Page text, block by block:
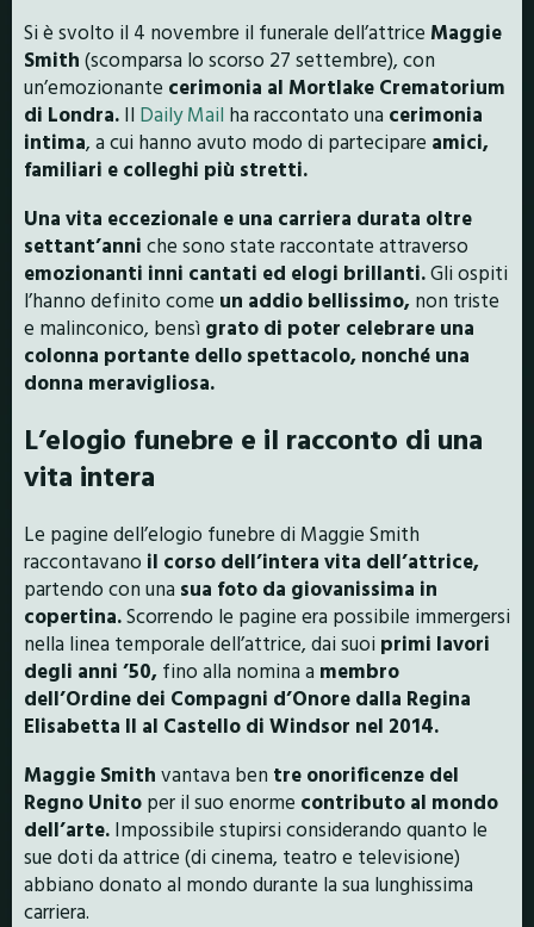
Si è svolto il 4 novembre il funerale dell’attrice Maggie
Smith (scomparsa lo scorso 27 settembre), con
un’emozionante cerimonia al Mortlake Crematorium
di Londra. Il Daily Mail ha raccontato una cerimonia
intima, a cui hanno avuto modo di partecipare amici,
familiari e colleghi più stretti.
Una vita eccezionale e una carriera durata oltre
settant’anni che sono state raccontate attraverso
emozionanti inni cantati ed elogi brillanti.Gli ospiti
l’hanno definito come un addio bellissimo, non triste
e malinconico, bensì grato di poter celebrare una
colonna portante dello spettacolo, nonché una
donna meravigliosa.
L’elogio funebre e il racconto di una
vita intera
Le pagine dell’elogio funebre di Maggie Smith
raccontavano il corso dell’intera vita dell’attrice,
partendo con una sua foto da giovanissima in
copertina.Scorrendo le pagine era possibile immergersi
nella linea temporale dell’attrice, dai suoi primi lavori
degli anni ’50, fino alla nomina a membro
dell’Ordine dei Compagni d’Onore dalla Regina
Elisabetta II al Castello di Windsor nel 2014.
Maggie Smith vantava ben tre onorificenze del
Regno Unito per il suo enorme contributo al mondo
dell’arte. Impossibile stupirsi considerando quanto le
sue doti da attrice (di cinema, teatro e televisione)
abbiano donato al mondo durante la sua lunghissima
carriera.